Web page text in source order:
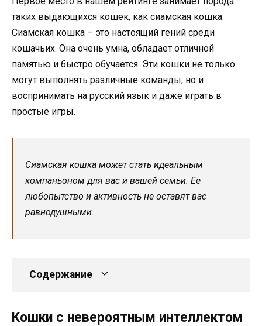
таких выдающихся кошек, как сиамская кошка.
Сиамская кошка – это настоящий гений среди
кошачьих. Она очень умна, обладает отличной
памятью и быстро обучается. Эти кошки не только
могут выполнять различные команды, но и
воспринимать на русский язык и даже играть в
простые игры.
Сиамская кошка может стать идеальным
компаньоном для вас и вашей семьи. Ее
любопытство и активность не оставят вас
равнодушными.
Содержание
Кошки с невероятным интеллектом